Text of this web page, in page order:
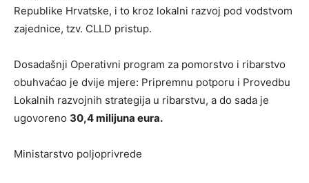
Republike Hrvatske, i to kroz lokalni razvoj pod vodstvom
zajednice, tzv. CLLD pristup.
Dosadašnji Operativni program za pomorstvo i ribarstvo
obuhvaćao je dvije mjere: Pripremnu potporu i Provedbu
Lokalnih razvojnih strategija u ribarstvu, a do sada je
ugovoreno 30,4 milijuna eura.
Ministarstvo poljoprivrede